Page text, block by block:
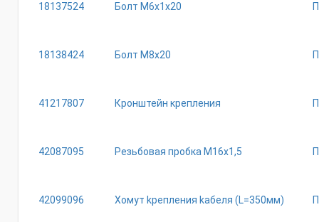
18137524 Болт М6х1х20
18138424 Болт М8х20
41217807 Кронштейн крепления
42087095 Резьбовая пробка М16х1,5
42099096 Xoмyт kpeплeния kaбeля (L=350мм)